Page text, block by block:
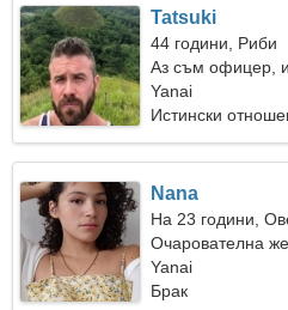
Tatsuki
44 години, Риби
Аз съм офицер,
жена
Yanai
Истински
Nana
На 23 години,
Очарователна
Yanai
Брак